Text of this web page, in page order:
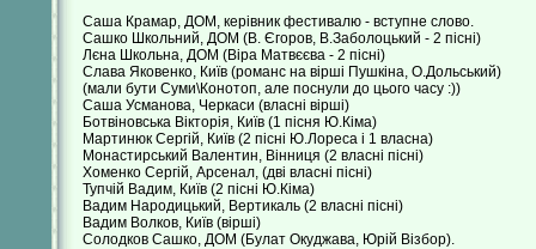
Саша Крамар, ДОМ, керівник фестивалю - вступне слово.
Сашко Школьний, ДОМ (В. Єгоров, В.Заболоцький - 2 пісні)
Лєна Школьна, ДОМ (Віра Матвєєва - 2 пісні)
Слава Яковенко, Київ (романс на вірші Пушкіна, О.Дольський)
(мали бути Суми\Конотоп, але поснули до цього часу :))
Саша Усманова, Черкаси (власні вірші)
Ботвіновська Вікторія, Київ (1 пісня Ю.Кіма)
Мартинюк Сергій, Київ (2 пісні Ю.Лореса і 1 власна)
Монастирський Валентин, Вінниця (2 власні пісні)
Хоменко Сергій, Арсенал, (дві власні пісні)
Тупчій Вадим, Київ (2 пісні Ю.Кіма)
Вадим Народицький, Вертикаль (2 власні пісні)
Вадим Волков, Київ (вірші)
Солодков Сашко, ДОМ (Булат Окуджава, Юрій Візбор).